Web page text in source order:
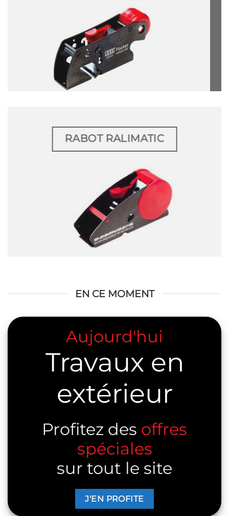
RABOT RALIMATIC
EN CE MOMENT
Aujourd'hui
Travaux en
extérieur
Profitez des offres
spéciales
sur tout le site
J'EN PROFITE